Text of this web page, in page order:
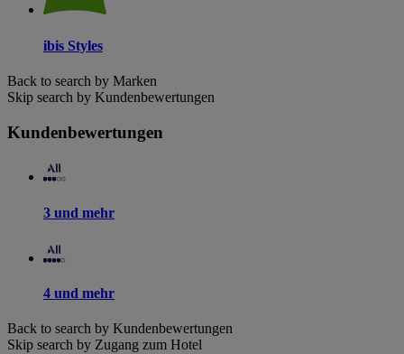
ibis Styles
Back to search by Marken
Skip search by Kundenbewertungen
Kundenbewertungen
3 und mehr
4 und mehr
Back to search by Kundenbewertungen
Skip search by Zugang zum Hotel